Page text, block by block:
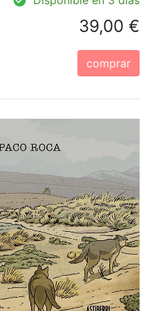
39,00 €
comprar